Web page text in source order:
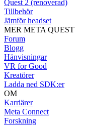
Quest 2 (renoverad)
Tillbehör
Jämför headset
MER META QUEST
Forum
Blogg
Hänvisningar
VR for Good
Kreatörer
Ladda ned SDK:er
OM
Karriärer
Meta Connect
Forskning